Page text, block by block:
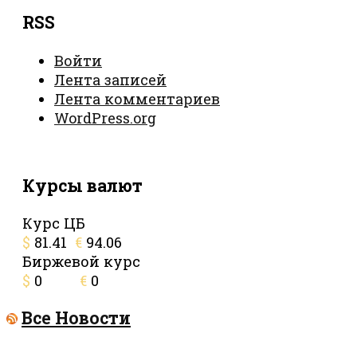
RSS
Войти
Лента записей
Лента комментариев
WordPress.org
Курсы валют
Курс ЦБ
$ 81.41 € 94.06
Биржевой курс
$ 0 € 0
Все Новости